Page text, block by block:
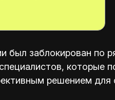
был заблокирован по
которые
решением